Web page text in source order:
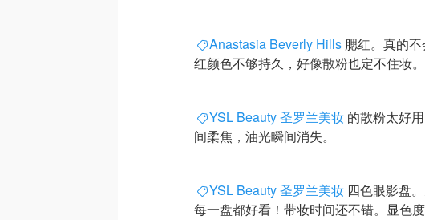
Anastasia Beverly Hills 腮红。真的
红颜色不够持久，好像散粉也定不住妆。
YSL Beauty 圣罗兰美妆 的散粉太好
间柔焦，油光瞬间消失。
YSL Beauty 圣罗兰美妆 四色眼影盘
每一盘都好看！带妆时间还不错。显色